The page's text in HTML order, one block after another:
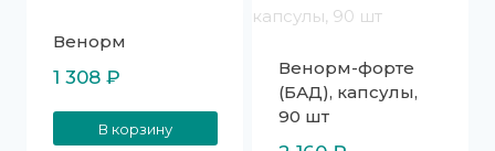
Венорм
1 308 ₽
В корзину
Венорм-форте
(БАД), капсулы,
90 шт